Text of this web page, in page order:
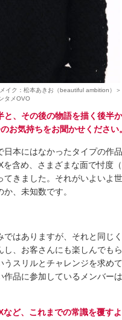
イク：松本あきお（beautiful ambition）＞
タメOVO
、その後の物語を描く後半
お気持ちをお聞かせください。
本にはなかったタイプの作品
含め、さまざまな面で忖度
きました。それがいよいよ
、未知数です。
はありますが、それと同じ
、お客さんにも楽しんでも
スリルとチャレンジを求め
品に参加しているメンバー
ど、これまでの常識を覆す